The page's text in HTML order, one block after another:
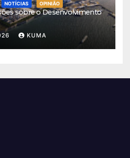
NOTÍCIAS OPINIÃO
sobre o Desenvolvimento
KUMA